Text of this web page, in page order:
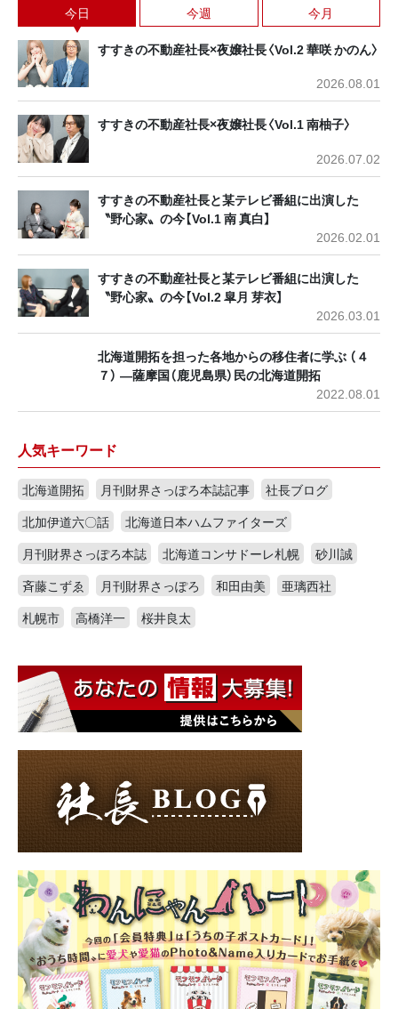
今日 今週 今月
すすきの不動産社長×夜嬢社長〈Vol.2 華咲 かのん〉
2026.08.01
すすきの不動産社長×夜嬢社長〈Vol.1 南柚子〉
2026.07.02
すすきの不動産社長と某テレビ番組に出演した
〝野心家〟の今【Vol.1 南 真白】
2026.02.01
すすきの不動産社長と某テレビ番組に出演した
〝野心家〟の今【Vol.2 皐月 芽衣】
2026.03.01
北海道開拓を担った各地からの移住者に学ぶ （４
７） ―薩摩国（鹿児島県）民の北海道開拓
2022.08.01
人気キーワード
北海道開拓 月刊財界さっぽろ本誌記事
社長ブログ
北加伊道六〇話
北海道日本ハムファイターズ
月刊財界さっぽろ本誌
北海道コンサドーレ札幌
砂川誠
斉藤こずゑ
月刊財界さっぽろ 和田由美
亜璃西社
札幌市
高橋洋一 桜井良太